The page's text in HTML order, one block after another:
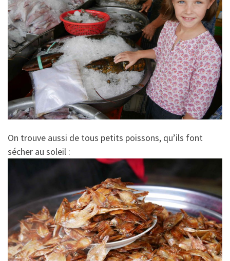
On trouve aussi de tous petits poissons, qu’ils font
sécher au soleil :